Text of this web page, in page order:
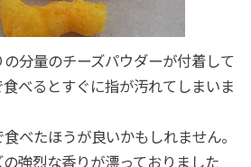
分量のチーズパウダーが付着して
べるとすぐに指が汚れてしまいま
べたほうが良いかもしれません。
強烈な香りが漂っておりました